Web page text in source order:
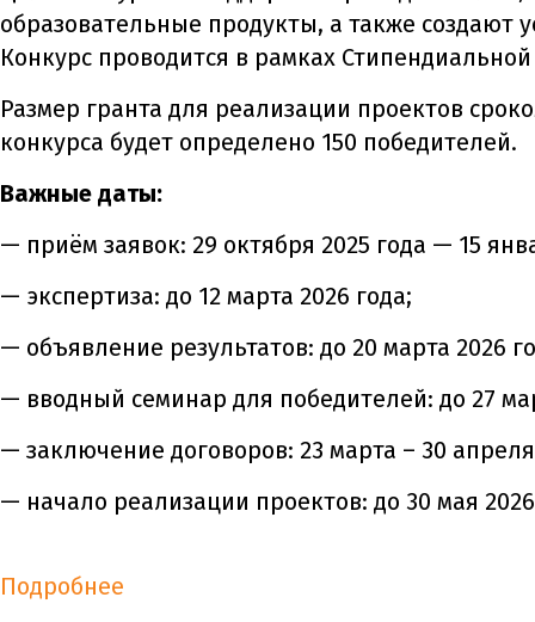
образовательные продукты, а также создают
Конкурс проводится в рамках
Размер гранта для реализации проектов
конкурса будет определено 150 победителей.
Важные даты:
— приём заявок: 29 октября 2025 года — 15
— экспертиза: до 12 марта 2026 года;
— объявление результатов: до 20 марта 2026
— вводный семинар для победителей: до 27
— заключение договоров: 23 марта – 30
— начало реализации проектов: до 30 мая
Подробнее